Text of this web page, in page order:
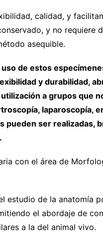
calidad, y
y no requiere
asequible.
de estos
y durabilidad,
a grupos que
laparoscopía,
pueden ser realizadas,
con el área de
estudio de la anatomía
el abordaje de
a la del animal vivo.